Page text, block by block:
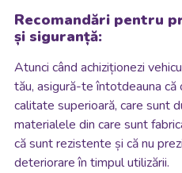
Recomandări pentru
și siguranță:
Atunci când achiziționezi
tău, asigură-te întotdeauna
calitate superioară, care sunt
materialele din care sunt
că sunt rezistente și că nu
deteriorare în timpul utilizării.